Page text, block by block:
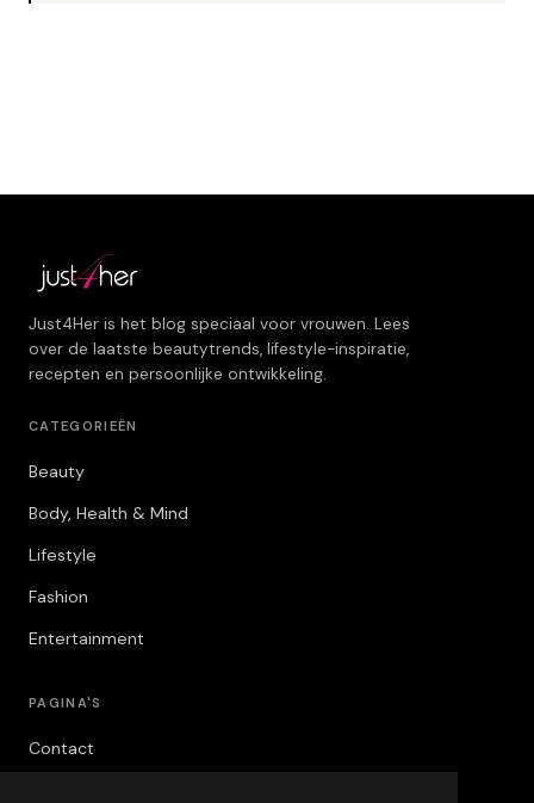
Just4Her is het blog speciaal voor vrouwen. Lees
over de laatste beautytrends, lifestyle-inspiratie,
recepten en persoonlijke ontwikkeling.
CATEGORIEËN
Beauty
Body, Health & Mind
Lifestyle
Fashion
Entertainment
PAGINA'S
Contact